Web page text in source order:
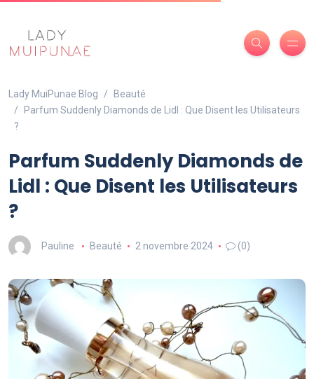
Lady MuiPunae Blog
Beauté
Parfum Suddenly Diamonds de Lidl : Que Disent les Utilisateurs
?
Parfum Suddenly Diamonds de
Lidl : Que Disent les Utilisateurs
?
Pauline Beauté 2 novembre 2024 (0)